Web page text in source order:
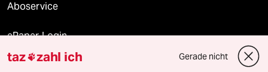
Aboservice
ePaper Login
Downloads für Abonnierende
taz zahl ich Gerade nicht